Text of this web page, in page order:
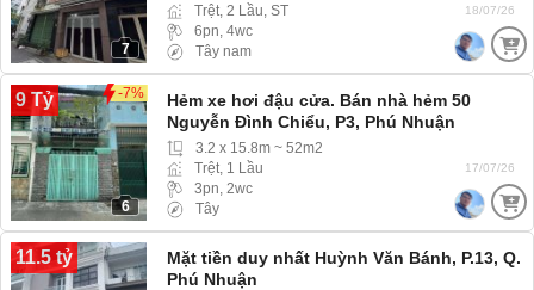
7
Trệt, 2 Lầu, ST
6pn, 4wc
Tây nam
18/07/26
9 Tỷ -7%
6
Hẻm xe hơi đậu cửa. Bán nhà hẻm 50
Nguyễn Đình Chiểu, P3, Phú Nhuận
3.2 x 15.8m ~ 52m2
Trệt, 1 Lầu
3pn, 2wc
Tây
17/07/26
11.5 tỷ
Mặt tiền duy nhất Huỳnh Văn Bánh, P.13, Q.
Phú Nhuận